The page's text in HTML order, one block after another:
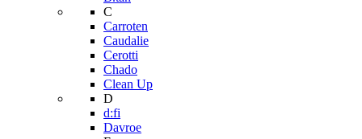
C
Carroten
Caudalie
Cerotti
Chado
Clean Up
D
d:fi
Davroe